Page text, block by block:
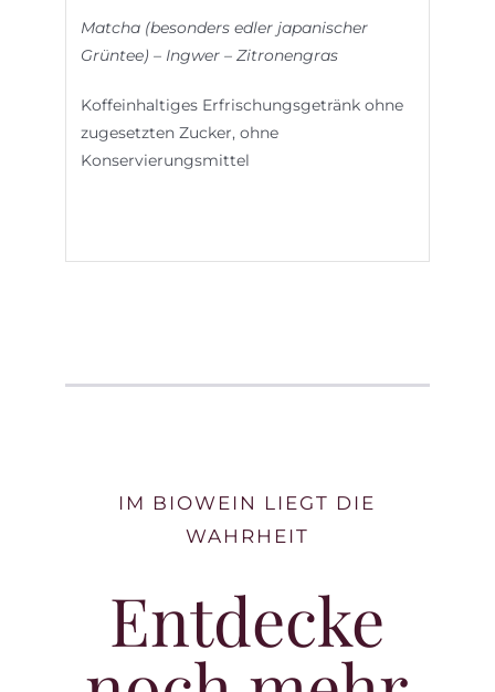
Matcha (besonders edler japanischer
Grüntee) – Ingwer – Zitronengras
Koffeinhaltiges Erfrischungsgetränk ohne
zugesetzten Zucker, ohne
Konservierungsmittel
IM BIOWEIN LIEGT DIE
WAHRHEIT
Entdecke